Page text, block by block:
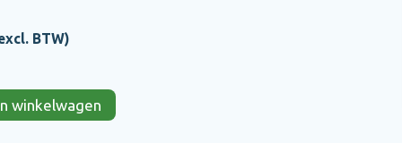
BTW)
winkelwagen